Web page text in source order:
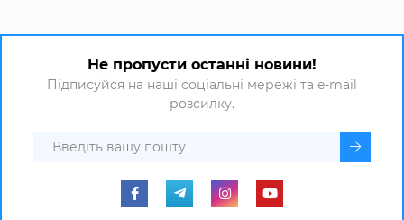
Не пропусти останні новини!
Підписуйся на наші соціальні мережі та e-mail
розсилку.